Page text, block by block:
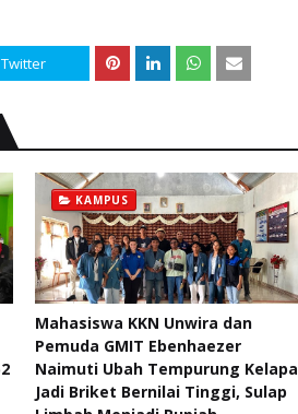
Twitter
KAMPUS
Mahasiswa KKN Unwira dan
Pemuda GMIT Ebenhaezer
Naimuti Ubah Tempurung Kelapa
Jadi Briket Bernilai Tinggi, Sulap